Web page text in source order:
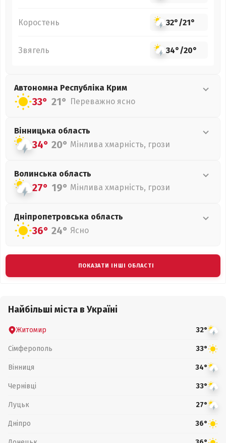
Коростень 32°/21°
Звягель 34°/20°
Автономна Республіка Крим
33° 21° Переважно ясно
Вінницька область
34° 20° Мінлива хмарність, грози
Волинська область
27° 19° Мінлива хмарність, грози
Дніпропетровська область
36° 24° Ясно
ПОКАЗАТИ ІНШІ ОБЛАСТІ
Найбільші міста в Україні
Житомир 32°
Сімферополь 33°
Вінниця 34°
Чернівці 33°
Луцьк 27°
Дніпро 36°